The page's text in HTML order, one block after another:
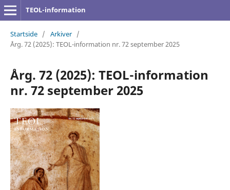
TEOL-information
Startside / Arkiver /
Årg. 72 (2025): TEOL-information nr. 72 september 2025
Årg. 72 (2025): TEOL-information
nr. 72 september 2025